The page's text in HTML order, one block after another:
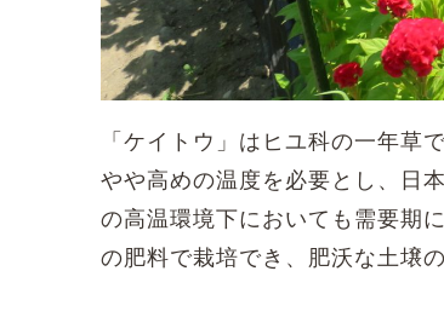
「ケイトウ」はヒユ科の一年草
やや高めの温度を必要とし、日
の高温環境下においても需要期
の肥料で栽培でき、肥沃な土壌